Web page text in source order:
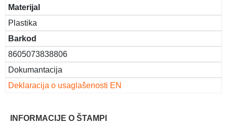
Materijal
Plastika
Barkod
8605073838806
Dokumantacija
Deklaracija o usaglašenosti EN
INFORMACIJE O ŠTAMPI